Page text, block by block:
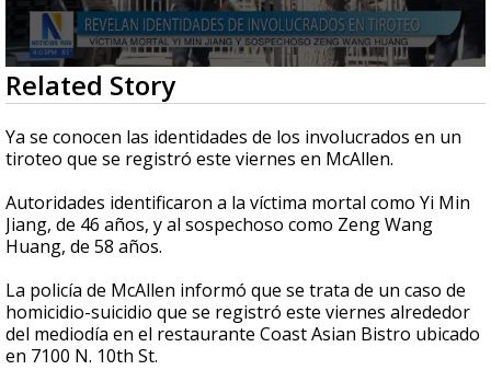
0
seconds
of
45
seconds
Related Story
Ya se conocen las identidades de los involucrados en un
tiroteo que se registró este viernes en McAllen.
Autoridades identificaron a la víctima mortal como Yi Min
Jiang, de 46 años, y al sospechoso como Zeng Wang
Huang, de 58 años.
La policía de McAllen informó que se trata de un caso de
homicidio-suicidio que se registró este viernes alrededor
del mediodía en el restaurante Coast Asian Bistro ubicado
en 7100 N. 10th St.